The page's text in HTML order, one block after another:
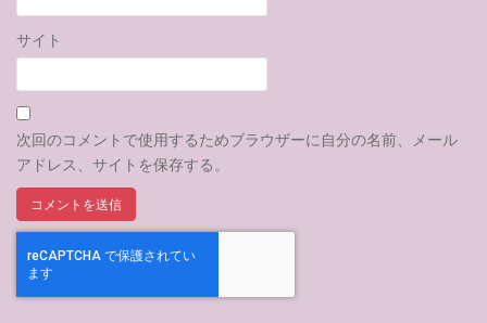
サイト
次回のコメントで使用するためブラウザーに自分の名前、メール
アドレス、サイトを保存する。